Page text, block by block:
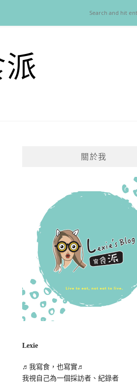
關於我
Lexie
♬我寫食，也寫實♬
我視自己為一個採訪者、紀錄者